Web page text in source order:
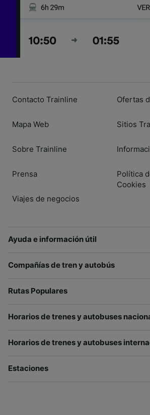
Contacto Trainline
Mapa Web
Sobre Trainline
Prensa
Viajes de negocios
Ofertas
Sitios
Política
Cookies
Ayuda e información útil
Compañías de tren y autobús
Rutas Populares
Horarios de trenes y autobuses
Horarios de trenes y autobuses
Estaciones